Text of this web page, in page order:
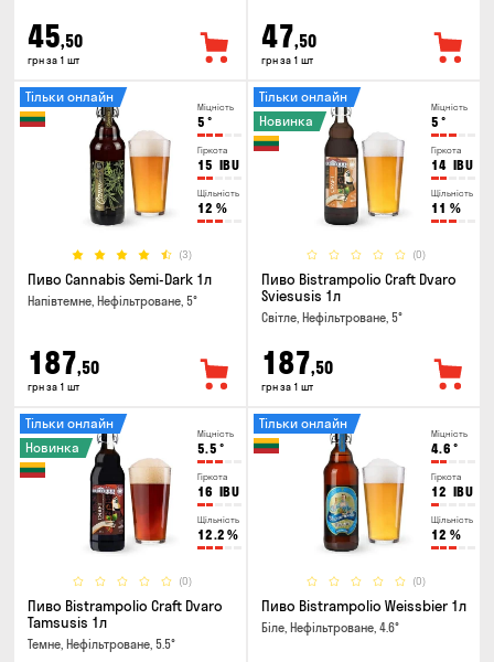
45,50
грн за 1 шт
47,50
грн за 1 шт
Міцність
5 °
Гіркота
15 IBU
Щільність
12 %
(3)
Тільки онлайн
Пиво Cannabis Semi-Dark 1л
Напівтемне, Нефільтроване, 5°
187,50
грн за 1 шт
Міцність
5 °
Гіркота
14 IBU
Щільність
11 %
(0)
Тільки онлайн
Новинка
Пиво Bistrampolio Craft Dvaro
Sviesusis 1л
Світле, Нефільтроване, 5°
187,50
грн за 1 шт
Міцність
5.5 °
Гіркота
16 IBU
Щільність
12.2 %
(0)
Тільки онлайн
Новинка
Пиво Bistrampolio Craft Dvaro
Tamsusis 1л
Темне, Нефільтроване, 5.5°
Міцність
4.6 °
Гіркота
12 IBU
Щільність
12 %
(0)
Тільки онлайн
Пиво Bistrampolio Weissbier 1л
Біле, Нефільтроване, 4.6°